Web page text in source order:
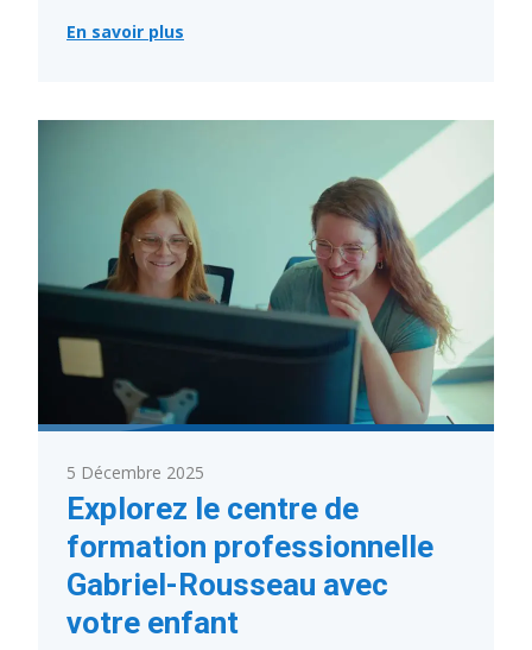
En savoir plus
:
Plan
5 Décembre 2025
Explorez le centre de
formation professionnelle
Gabriel-Rousseau avec
votre enfant